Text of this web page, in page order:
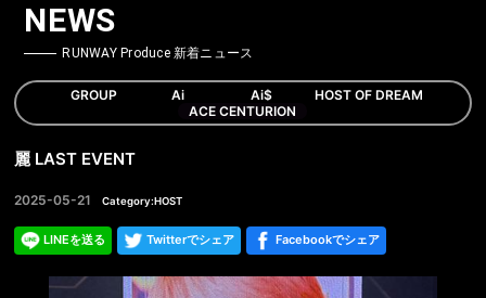
NEWS
RUNWAY Produce 新着ニュース
GROUP Ai Ai$
HOST OF DREAM
ACE CENTURION
麗 LAST EVENT
2025-05-21 Category:HOST
LINEを送る Twitterでシェア Facebookでシェア